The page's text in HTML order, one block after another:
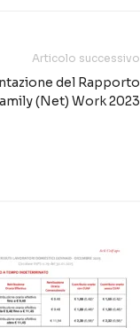
Articolo successivo
del Rapporto
(Net) Work 2023